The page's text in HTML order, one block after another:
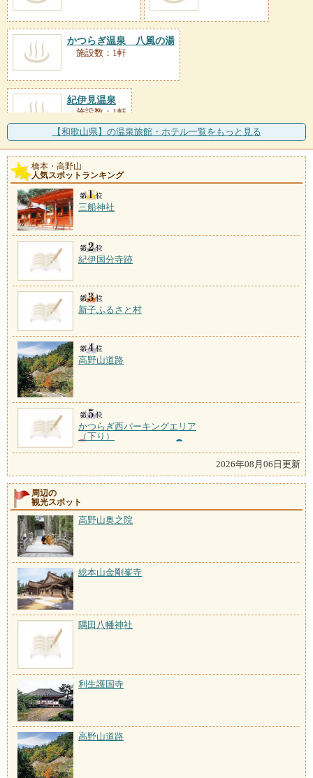
かつらぎ温泉 八風の湯
施設数：1軒
紀伊見温泉
施設数：1軒
【和歌山県】の温泉旅館・ホテル一覧をもっと見る
橋本・高野山
人気スポットランキング
三船神社
紀伊国分寺跡
新子ふるさと村
高野山道路
かつらぎ西パーキングエリア
（下り）
2026年08月06日更新
周辺の
観光スポット
高野山奥之院
総本山金剛峯寺
隅田八幡神社
利生護国寺
高野山道路